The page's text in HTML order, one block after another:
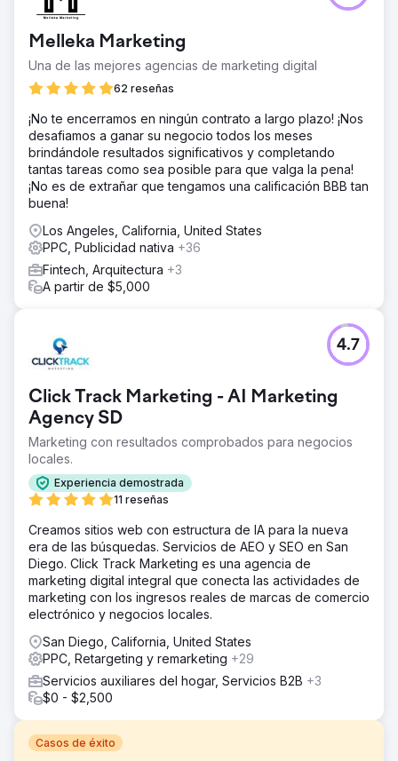
Melleka Marketing
Una de las mejores agencias de marketing digital
62 reseñas
¡No te encerramos en ningún contrato a largo plazo! ¡Nos
desafiamos a ganar su negocio todos los meses
brindándole resultados significativos y completando
tantas tareas como sea posible para que valga la pena!
¡No es de extrañar que tengamos una calificación BBB tan
buena!
Los Angeles, California, United States
PPC, Publicidad nativa +36
Fintech, Arquitectura +3
A partir de $5,000
Click Track Marketing - AI Marketing
Agency SD
Marketing con resultados comprobados para negocios
locales.
Experiencia demostrada
11 reseñas
4.7
Creamos sitios web con estructura de IA para la nueva
era de las búsquedas. Servicios de AEO y SEO en San
Diego. Click Track Marketing es una agencia de
marketing digital integral que conecta las actividades de
marketing con los ingresos reales de marcas de comercio
electrónico y negocios locales.
San Diego, California, United States
PPC, Retargeting y remarketing +29
Servicios auxiliares del hogar, Servicios B2B +3
$0 - $2,500
Casos de éxito